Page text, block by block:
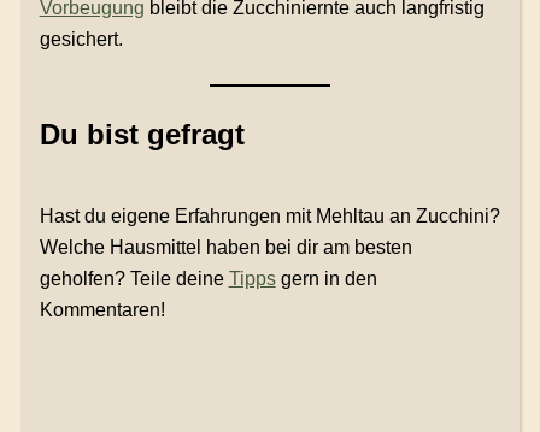
Vorbeugung bleibt die Zucchiniernte auch langfristig
gesichert.
Du bist gefragt
Hast du eigene Erfahrungen mit Mehltau an Zucchini?
Welche Hausmittel haben bei dir am besten
geholfen? Teile deine Tippsgern in den
Kommentaren!